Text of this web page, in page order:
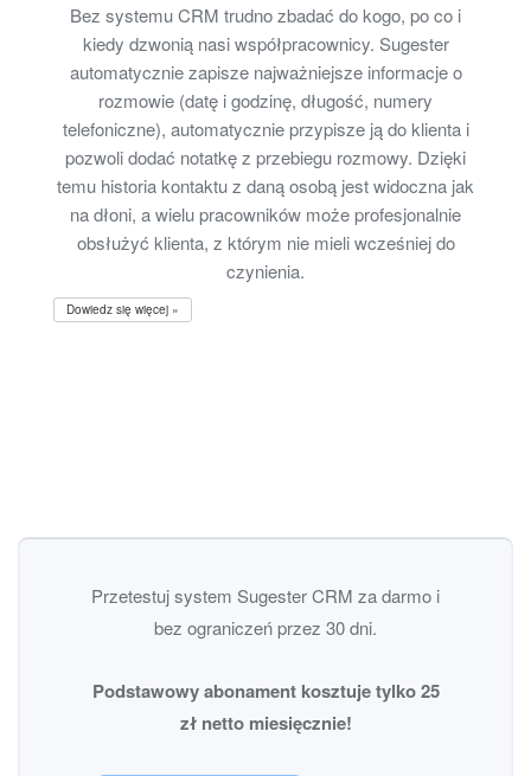
Bez systemu CRM trudno zbadać do kogo, po co i
kiedy dzwonią nasi współpracownicy. Sugester
automatycznie zapisze najważniejsze informacje o
rozmowie (datę i godzinę, długość, numery
telefoniczne), automatycznie przypisze ją do klienta i
pozwoli dodać notatkę z przebiegu rozmowy. Dzięki
temu historia kontaktu z daną osobą jest widoczna jak
na dłoni, a wielu pracowników może profesjonalnie
obsłużyć klienta, z którym nie mieli wcześniej do
czynienia.
Dowiedz się więcej »
Przetestuj system Sugester CRM za darmo i
bez ograniczeń przez 30 dni.
Podstawowy abonament kosztuje tylko 25
zł netto miesięcznie!